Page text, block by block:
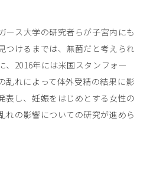
ース大学の研究者らが子宮内にも
つけるまでは、無菌だと考えられ
、2016年には米国スタンフォー
乱れによって体外受精の結果に影
表し、妊娠をはじめとする女性の
れの影響についての研究が進めら